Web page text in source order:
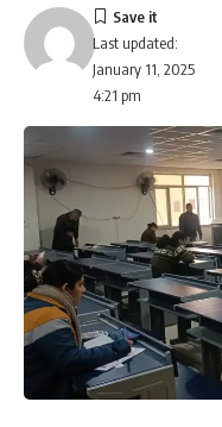
Last updated:
January 11, 2025
4:21 pm